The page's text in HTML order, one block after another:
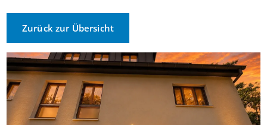
Zurück zur Übersicht